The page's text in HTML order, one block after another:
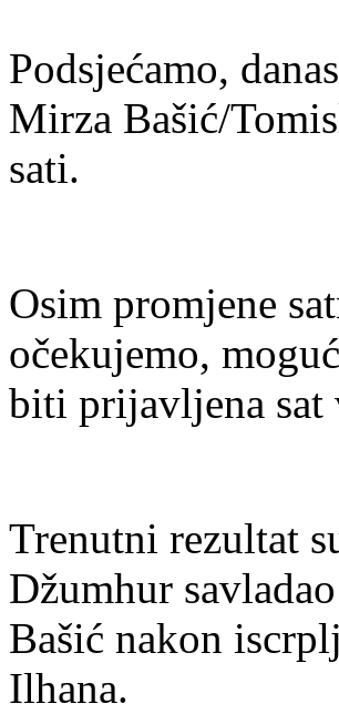
Podsjećamo,
Mirza Bašić/
sati.
Osim promjene
očekujemo,
biti prijavljena sat
Trenutni rezultat
Džumhur
Bašić nakon
Ilhana.